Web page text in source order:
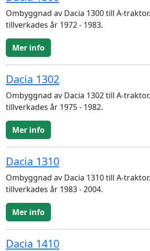
Ombyggnad av Dacia 1300 till A-
tillverkades år 1972 - 1983.
Mer info
Dacia 1302
Ombyggnad av Dacia 1302 till A-
tillverkades år 1975 - 1982.
Mer info
Dacia 1310
Ombyggnad av Dacia 1310 till A-
tillverkades år 1983 - 2004.
Mer info
Dacia 1410